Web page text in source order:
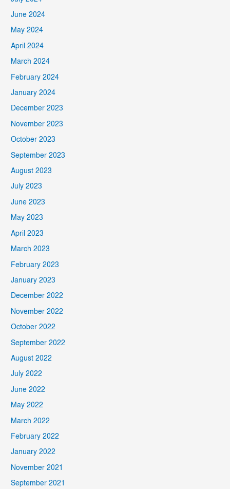
June 2024
May 2024
April 2024
March 2024
February 2024
January 2024
December 2023
November 2023
October 2023
September 2023
August 2023
July 2023
June 2023
May 2023
April 2023
March 2023
February 2023
January 2023
December 2022
November 2022
October 2022
September 2022
August 2022
July 2022
June 2022
May 2022
March 2022
February 2022
January 2022
November 2021
September 2021